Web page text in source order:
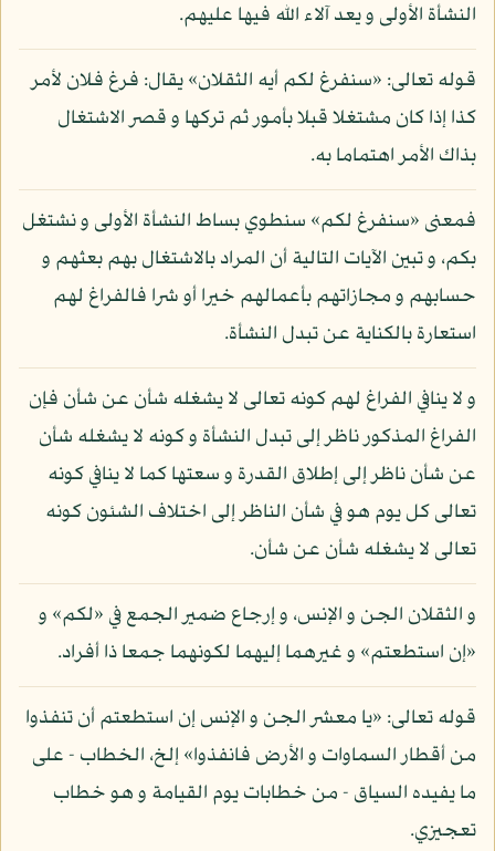
النشأة الأولى و يعد آلاء الله فيها عليهم.
قوله تعالى: «سنفرغ لكم أيه الثقلان» يقال: فرغ فلان لأمر
كذا إذا كان مشتغلا قبلا بأمور ثم تركها و قصر الاشتغال
بذاك الأمر اهتماما به.
فمعنى «سنفرغ لكم» سنطوي بساط النشأة الأولى و نشتغل
بكم، و تبين الآيات التالية أن المراد بالاشتغال بهم بعثهم و
حسابهم و مجازاتهم بأعمالهم خيرا أو شرا فالفراغ لهم
استعارة بالكناية عن تبدل النشأة.
و لا ينافي الفراغ لهم كونه تعالى لا يشغله شأن عن شأن فإن
الفراغ المذكور ناظر إلى تبدل النشأة و كونه لا يشغله شأن
عن شأن ناظر إلى إطلاق القدرة و سعتها كما لا ينافي كونه
تعالى كل يوم هو في شأن الناظر إلى اختلاف الشئون كونه
تعالى لا يشغله شأن عن شأن.
و الثقلان الجن و الإنس، و إرجاع ضمير الجمع في «لكم» و
«إن استطعتم» و غيرهما إليهما لكونهما جمعا ذا أفراد.
قوله تعالى: «يا معشر الجن و الإنس إن استطعتم أن تنفذوا
من أقطار السماوات و الأرض فانفذوا» إلخ، الخطاب - على
ما يفيده السياق - من خطابات يوم القيامة و هو خطاب
تعجيزي.